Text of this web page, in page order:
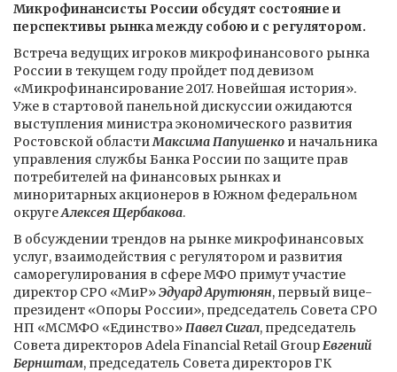
Микрофинансисты России обсудят состояние и
перспективы рынка между собою и с регулятором.
Встреча ведущих игроков микрофинансового рынка
России в текущем году пройдет под девизом
«Микрофинансирование 2017. Новейшая история».
Уже в стартовой панельной дискуссии ожидаются
выступления министра экономического развития
Ростовской областиМаксима Папушенко и начальника
управления службы Банка России по защите прав
потребителей на финансовых рынках и
миноритарных акционеров в Южном федеральном
округеАлексея Щербакова.
В обсуждении трендов на рынке микрофинансовых
услуг, взаимодействия с регулятором и развития
саморегулирования в сфере МФО примут участие
директор СРО «МиР»Эдуард Арутюнян, первый вице-
президент «Опоры России», председатель Совета СРО
НП «МСМФО «Единство»Павел Сигал, председатель
Совета директоров Adela Financial Retail GroupЕвгений
Бернштам, председатель Совета директоров ГК